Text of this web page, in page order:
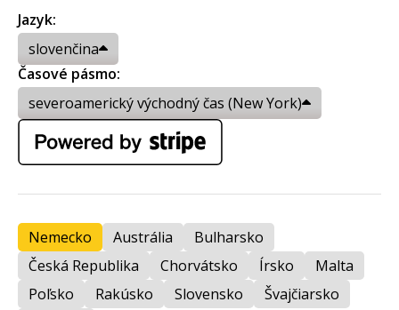
Jazyk:
slovenčina
Časové pásmo:
severoamerický východný čas (New York)
Nemecko Austrália
Bulharsko
Česká Republika
Chorvátsko Írsko
Malta
Poľsko
Rakúsko Slovensko Švajčiarsko